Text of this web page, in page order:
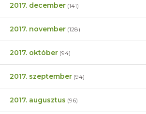
2017. december (141)
2017. november (128)
2017. október (94)
2017. szeptember (94)
2017. augusztus (96)